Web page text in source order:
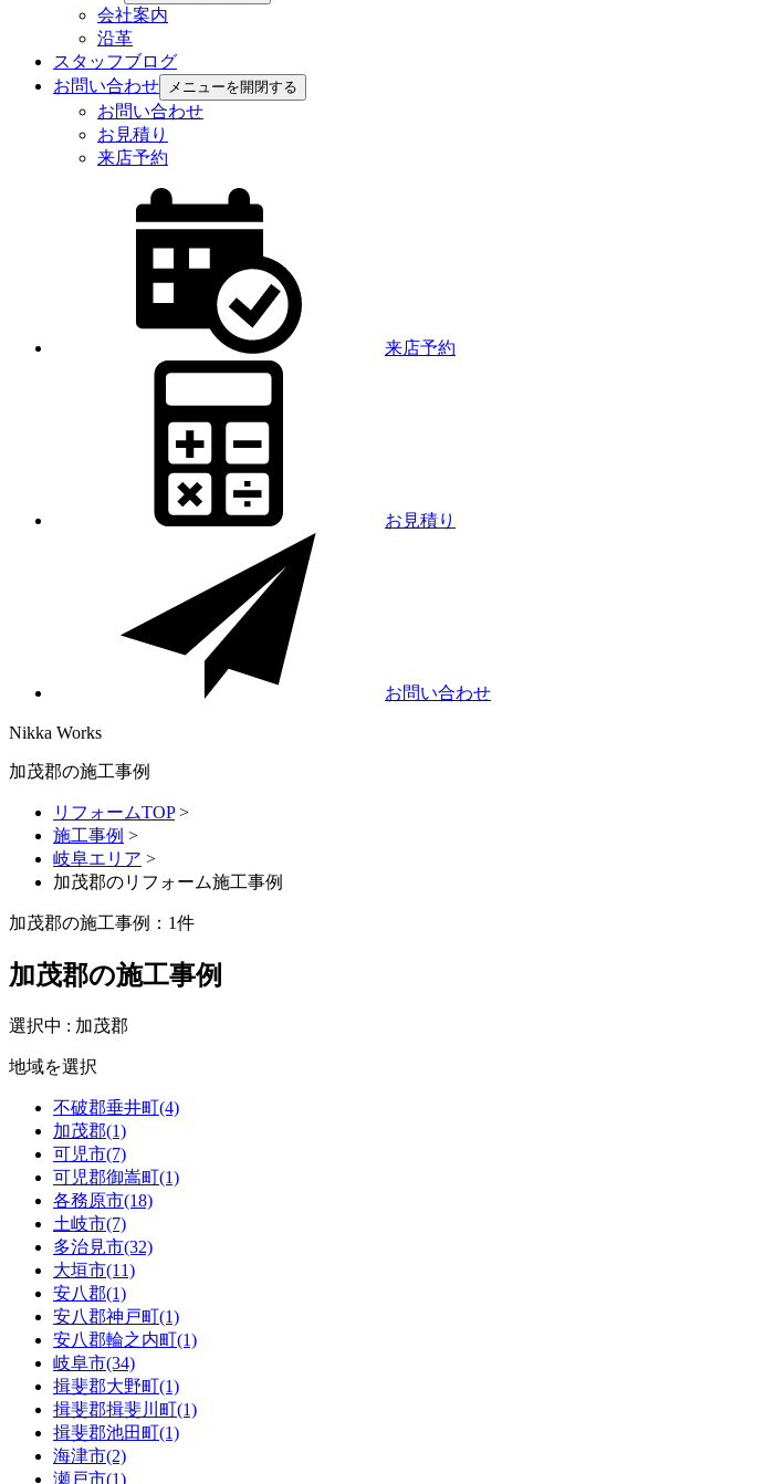
会社案内
沿革
スタッフブログ
お問い合わせ
メニューを開閉する
お問い合わせ
お見積り
来店予約
来店予約
お見積り
お問い合わせ
Nikka Works
加茂郡の施工事例
リフォームTOP>
施工事例 >
岐阜エリア >
加茂郡のリフォーム施工事例
加茂郡の施工事例： 1件
加茂郡の施工事例
選択中 : 加茂郡
地域を選択
不破郡垂井町(4)
加茂郡(1)
可児市(7)
可児郡御嵩町(1)
各務原市(18)
土岐市(7)
多治見市(32)
大垣市(11)
安八郡(1)
安八郡神戸町(1)
安八郡輪之内町(1)
岐阜市(34)
揖斐郡大野町(1)
揖斐郡揖斐川町(1)
揖斐郡池田町(1)
海津市(2)
瀬戸市(1)